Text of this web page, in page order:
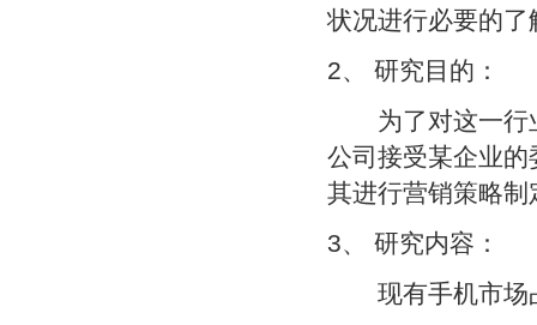
状况进行必要的了
2、 研究目的：
为了对这一行业
公司接受某企业
其进行营销策略
3、 研究内容：
现有手机市场